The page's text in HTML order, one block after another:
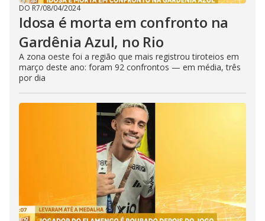
DO R7/08/04/2024
Idosa é morta em confronto na
Gardênia Azul, no Rio
A zona oeste foi a região que mais registrou tiroteios em
março deste ano: foram 92 confrontos — em média, três
por dia